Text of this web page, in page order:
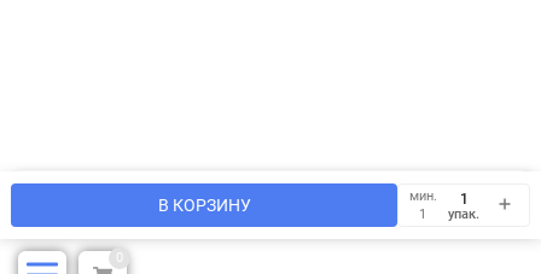
В КОРЗИНУ
мин.
1
упак.
0
Мы используем файлы cookie, чтобы сайт был лучше для
OK